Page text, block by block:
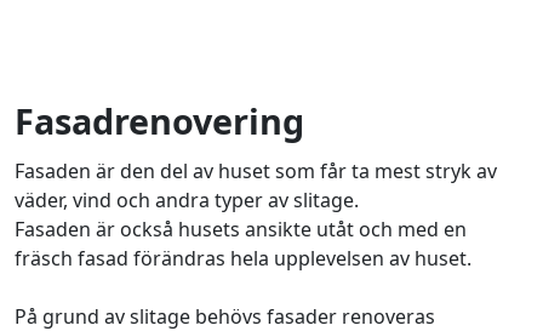
Fasadrenovering
Fasaden är den del av huset som får ta mest stryk av
väder, vind och andra typer av slitage.
Fasaden är också husets ansikte utåt och med en
fräsch fasad förändras hela upplevelsen av huset.
På grund av slitage behövs fasader renoveras